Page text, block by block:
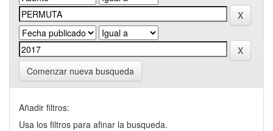
Comenzar nueva busqueda
Añadir filtros:
Usa los filtros para afinar la busqueda.